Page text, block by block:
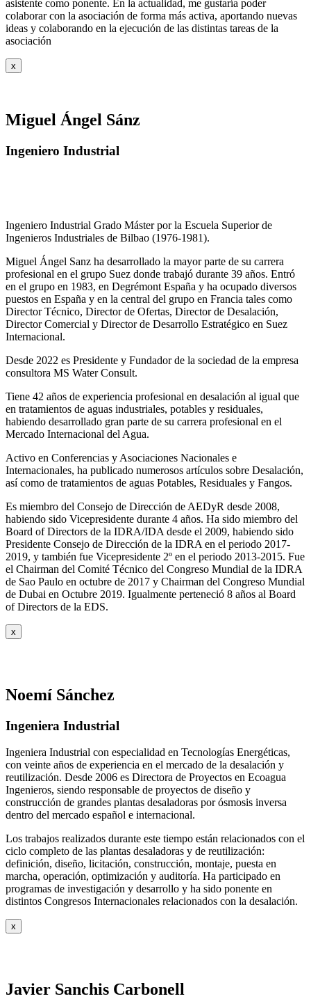
asistente como ponente. En la actualidad, me gustaría poder
colaborar con la asociación de forma más activa, aportando nuevas
ideas y colaborando en la ejecución de las distintas tareas de la
asociación
x
Miguel Ángel Sánz
Ingeniero Industrial
Ingeniero Industrial Grado Máster por la Escuela Superior de
Ingenieros Industriales de Bilbao (1976-1981).
Miguel Ángel Sanz ha desarrollado la mayor parte de su carrera
profesional en el grupo Suez donde trabajó durante 39 años. Entró
en el grupo en 1983, en Degrémont España y ha ocupado diversos
puestos en España y en la central del grupo en Francia tales como
Director Técnico, Director de Ofertas, Director de Desalación,
Director Comercial y Director de Desarrollo Estratégico en Suez
Internacional.
Desde 2022 es Presidente y Fundador de la sociedad de la empresa
consultora MS Water Consult.
Tiene 42 años de experiencia profesional en desalación al igual que
en tratamientos de aguas industriales, potables y residuales,
habiendo desarrollado gran parte de su carrera profesional en el
Mercado Internacional del Agua.
Activo en Conferencias y Asociaciones Nacionales e
Internacionales, ha publicado numerosos artículos sobre Desalación,
así como de tratamientos de aguas Potables, Residuales y Fangos.
Es miembro del Consejo de Dirección de AEDyR desde 2008,
habiendo sido Vicepresidente durante 4 años. Ha sido miembro del
Board of Directors de la IDRA/IDA desde el 2009, habiendo sido
Presidente Consejo de Dirección de la IDRA en el periodo 2017-
2019, y también fue Vicepresidente 2º en el periodo 2013-2015. Fue
el Chairman del Comité Técnico del Congreso Mundial de la IDRA
de Sao Paulo en octubre de 2017 y Chairman del Congreso Mundial
de Dubai en Octubre 2019. Igualmente perteneció 8 años al Board
of Directors de la EDS.
x
Noemí Sánchez
Ingeniera Industrial
Ingeniera Industrial con especialidad en Tecnologías Energéticas,
con veinte años de experiencia en el mercado de la desalación y
reutilización. Desde 2006 es Directora de Proyectos en Ecoagua
Ingenieros, siendo responsable de proyectos de diseño y
construcción de grandes plantas desaladoras por ósmosis inversa
dentro del mercado español e internacional.
Los trabajos realizados durante este tiempo están relacionados con el
ciclo completo de las plantas desaladoras y de reutilización:
definición, diseño, licitación, construcción, montaje, puesta en
marcha, operación, optimización y auditoría. Ha participado en
programas de investigación y desarrollo y ha sido ponente en
distintos Congresos Internacionales relacionados con la desalación.
x
Javier Sanchis Carbonell